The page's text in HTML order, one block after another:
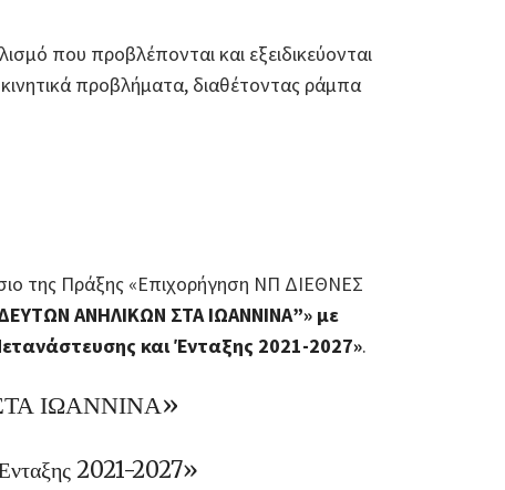
που προβλέπονται και εξειδικεύονται
προβλήματα, διαθέτοντας ράμπα
της Πράξης «Επιχορήγηση ΝΠ ΔΙΕΘΝΕΣ
ΑΝΗΛΙΚΩΝ ΣΤΑ ΙΩΑΝΝΙΝΑ”» με
και Ένταξης 2021-2027».
ΙΩΑΝΝΙΝΑ»
2021-2027»